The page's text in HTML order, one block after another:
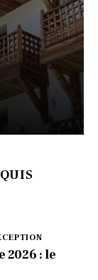
2026 : le